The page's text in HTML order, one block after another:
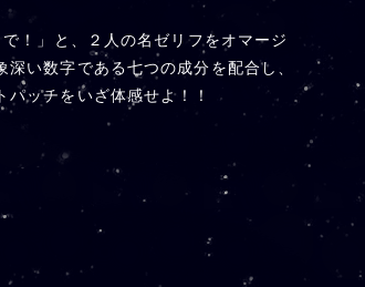
！」と、２人の名ゼリフをオマージ
い数字である七つの成分を配合し、
ッチをいざ体感せよ！！